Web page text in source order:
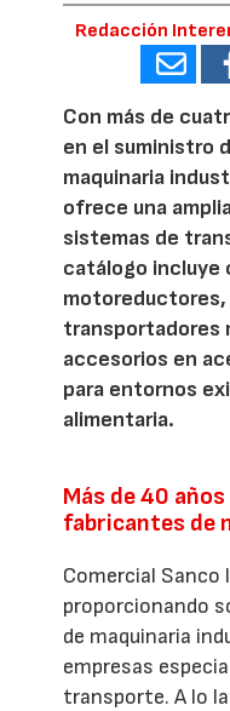
Redacción
Con más de
en el suministro
maquinaria
ofrece una
sistemas de
catálogo incluye
transportadores
accesorios en
para entornos
alimentaria.
Más de 40
fabricantes de
Comercial Sanco
proporcionando
de maquinaria
empresas
transporte. A lo